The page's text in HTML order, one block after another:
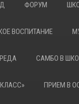
ФОРУМ
ВОСПИТАНИЕ
САМБО В
ПРИЕМ В